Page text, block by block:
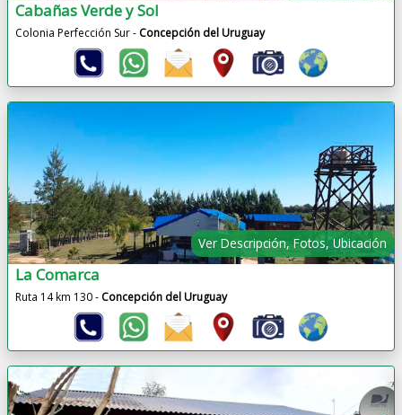
Cabañas Verde y Sol
Colonia Perfección Sur - Concepción del Uruguay
Ver Descripción, Fotos, Ubicación
La Comarca
Ruta 14 km 130 - Concepción del Uruguay